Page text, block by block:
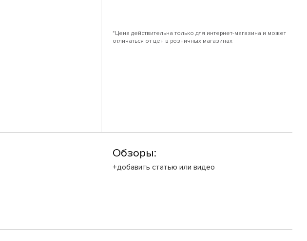
*Цена действительна только для интернет-магазина и может
отличаться от цен в розничных магазинах
Обзоры:
+добавить статью или видео